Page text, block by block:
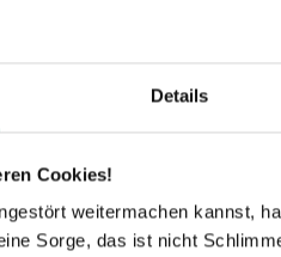
Details
Cookies!
weitermachen kannst,
Sorge, das ist nicht
Gute